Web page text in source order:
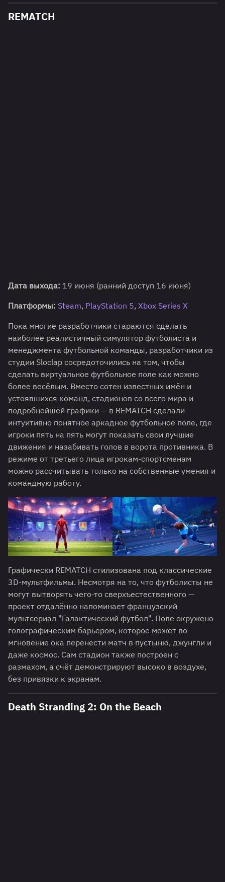
REMATCH
Дата выхода: 19 июня (ранний доступ 16 июня)
Платформы: Steam, PlayStation 5, Xbox Series X
Пока многие разработчики стараются сделать
наиболее реалистичный симулятор футболиста и
менеджмента футбольной команды, разработчики из
студии Sloclap сосредоточились на том, чтобы
сделать виртуальное футбольное поле как можно
более весёлым. Вместо сотен известных имён и
устоявшихся команд, стадионов со всего мира и
подробнейшей графики — в REMATCH сделали
интуитивно понятное аркадное футбольное поле, где
игроки пять на пять могут показать свои лучшие
движения и назабивать голов в ворота противника. В
режиме от третьего лица игрокам-спортсменам
можно рассчитывать только на собственные умения и
командную работу.
Графически REMATCH стилизована под классические
3D-мультфильмы. Несмотря на то, что футболисты не
могут вытворять чего-то сверхъестественного —
проект отдалённо напоминает французский
мультсериал "Галактический футбол". Поле окружено
голографическим барьером, которое может во
мгновение ока перенести матч в пустыню, джунгли и
даже космос. Сам стадион также построен с
размахом, а счёт демонстрируют высоко в воздухе,
без привязки к экранам.
Death Stranding 2: On the Beach